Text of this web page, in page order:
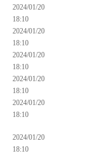
2024/01/20
18:10
2024/01/20
18:10
2024/01/20
18:10
2024/01/20
18:10
2024/01/20
18:10
2024/01/20
18:10